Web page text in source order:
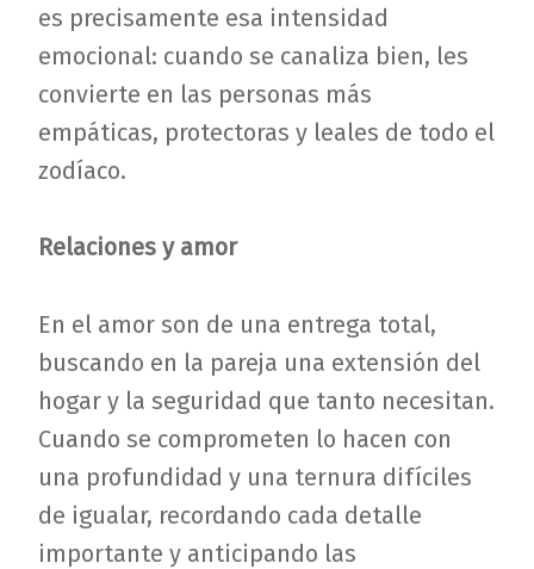
es precisamente esa intensidad
emocional: cuando se canaliza bien, les
convierte en las personas más
empáticas, protectoras y leales de todo el
zodíaco.
Relaciones y amor
En el amor son de una entrega total,
buscando en la pareja una extensión del
hogar y la seguridad que tanto necesitan.
Cuando se comprometen lo hacen con
una profundidad y una ternura difíciles
de igualar, recordando cada detalle
importante y anticipando las